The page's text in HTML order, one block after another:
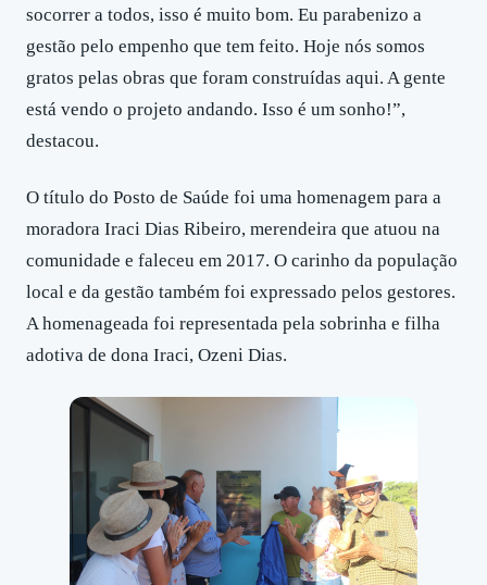
socorrer a todos, isso é muito bom. Eu parabenizo a
gestão pelo empenho que tem feito. Hoje nós somos
gratos pelas obras que foram construídas aqui. A gente
está vendo o projeto andando. Isso é um sonho!”,
destacou.
O título do Posto de Saúde foi uma homenagem para a
moradora Iraci Dias Ribeiro, merendeira que atuou na
comunidade e faleceu em 2017. O carinho da população
local e da gestão também foi expressado pelos gestores.
A homenageada foi representada pela sobrinha e filha
adotiva de dona Iraci, Ozeni Dias.